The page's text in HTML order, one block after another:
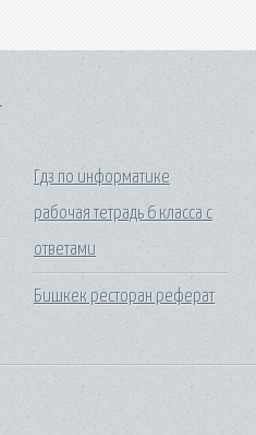
Гдз по информатике
рабочая тетрадь 6 класса с
ответами
Бишкек ресторан реферат